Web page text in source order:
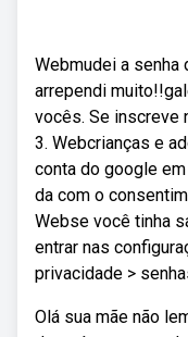
Webmudei a senha
arrependi
vocês. Se inscreve
3. Webcrianças e
conta do google
da com o
Webse você tinha
entrar nas
privacidade >
Olá sua mãe não